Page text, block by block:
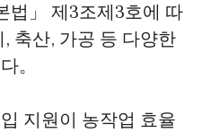
법」 제3조제3호에 따
축산, 가공 등 다양한
。
지원이 농작업 효율